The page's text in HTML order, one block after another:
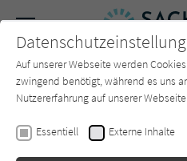
SUCHE Forum
Katrin Hörnlein
Auf unserer Webseite werden
zwingend benötigt, während es uns
Nutzererfahrung auf unserer
Essentiell Externe Inhalte